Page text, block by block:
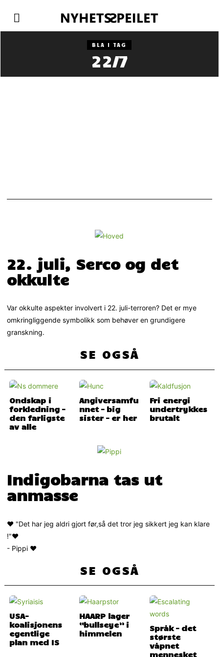
BLA I TAG
22/7
22. juli, Serco og det
okkulte
Var okkulte aspekter involvert i 22. juli-terroren? Det er mye
omkringliggende symbolikk som behøver en grundigere
granskning.
SE OGSÅ
Ondskap i
forkledning –
den farligste
av alle
Angiversamfu
nnet – big
sister – er her
Fri energi
undertrykkes
brutalt
Indigobarna tas ut
anmasse
♥ "Det har jeg aldri gjort før,så det tror jeg sikkert jeg kan klare
!"♥
- Pippi ♥
SE OGSÅ
USA-
koalisjonens
egentlige
plan med IS
HAARP lager
“bullseye” i
himmelen
Språk – det
største
våpnet
mennesket